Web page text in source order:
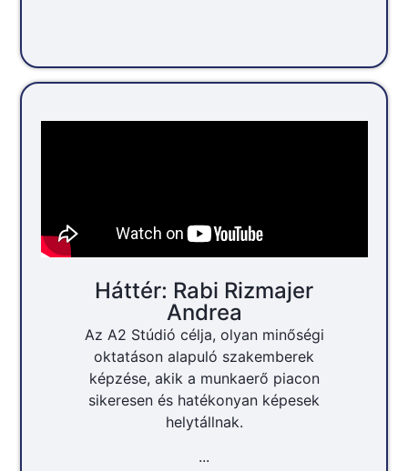
Háttér: Rabi Rizmajer
Andrea
Az A2 Stúdió célja, olyan minőségi
oktatáson alapuló szakemberek
képzése, akik a munkaerő piacon
sikeresen és hatékonyan képesek
helytállnak.
...